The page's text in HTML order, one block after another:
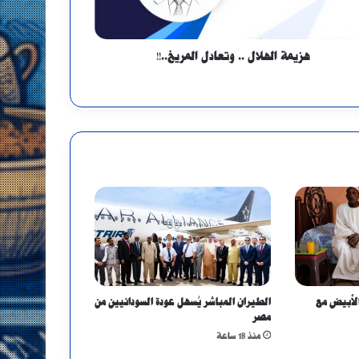
هزيمة الهلال .. وتعادل المريخ..!!
مع
الطيران المباشر يُسهل عودة السودانيين من
مصر
منذ 18 ساعة